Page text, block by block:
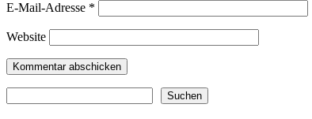
E-Mail-Adresse *
Website
Suchen